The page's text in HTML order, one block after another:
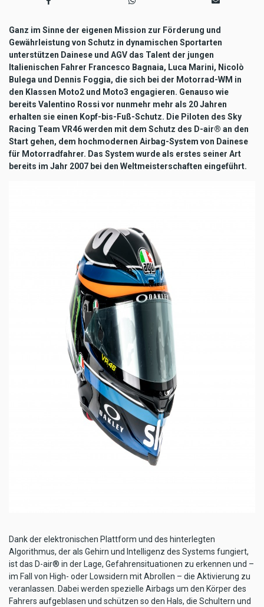
Ganz im Sinne der eigenen Mission zur Förderung und
Gewährleistung von Schutz in dynamischen Sportarten
unterstützen Dainese und AGV das Talent der jungen
Italienischen Fahrer Francesco Bagnaia, Luca Marini, Nicolò
Bulega und Dennis Foggia, die sich bei der Motorrad-WM in
den Klassen Moto2 und Moto3 engagieren. Genauso wie
bereits Valentino Rossi vor nunmehr mehr als 20 Jahren
erhalten sie einen Kopf-bis-Fuß-Schutz. Die Piloten des Sky
Racing Team VR46 werden mit dem Schutz des D-air® an den
Start gehen, dem hochmodernen Airbag-System von Dainese
für Motorradfahrer. Das System wurde als erstes seiner Art
bereits im Jahr 2007 bei den Weltmeisterschaften eingeführt.
Dank der elektronischen Plattform und des hinterlegten
Algorithmus, der als Gehirn und Intelligenz des Systems fungiert,
ist das D-air® in der Lage, Gefahrensituationen zu erkennen und –
im Fall von High- oder Lowsidern mit Abrollen – die Aktivierung zu
veranlassen. Dabei werden spezielle Airbags um den Körper des
Fahrers aufgeblasen und schützen so den Hals, die Schultern und